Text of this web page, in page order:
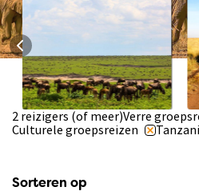
Landinfo Tanzania
Bekijk info
2 reizigers (of meer)Verre
Culturele groepsreizen
Sorteren op